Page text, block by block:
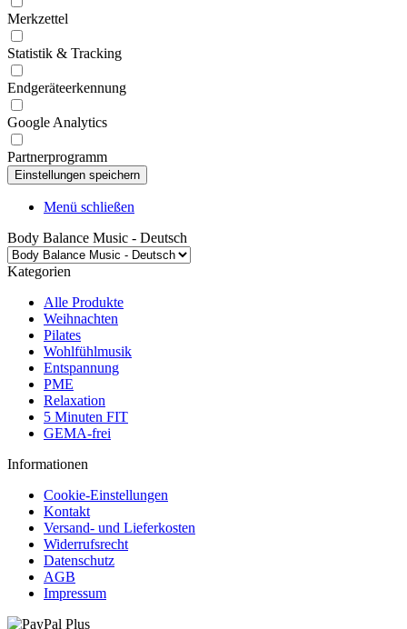
Merkzettel
Statistik & Tracking
Endgeräteerkennung
Google Analytics
Partnerprogramm
Menü schließen
Body Balance Music - Deutsch
Kategorien
Alle Produkte
Weihnachten
Pilates
Wohlfühlmusik
Entspannung
PME
Relaxation
5 Minuten FIT
GEMA-frei
Informationen
Cookie-Einstellungen
Kontakt
Versand- und Lieferkosten
Widerrufsrecht
Datenschutz
AGB
Impressum